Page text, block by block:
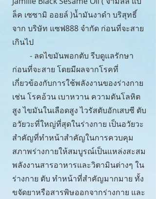
ล็ค เซซามิ ออยล์ )น้ำมันงาดำ บริสุทธิ์
จาก บริษัท แซฟ888 จำกัด ก่อนที่จะสาย
เกินไป
- ลดไขมันพอกตับ รีบดูแลรักษา
ก่อนที่จะสาย โดยมีผลจากโรคที่
เกี่ยวข้องกับการใช้พลังงานของร่างกาย
เช่น โรคอ้วน เบาหวาน ความดันโลหิต
สูง ไขมันในเลือดสูง ไวรัสตับอักเสบซี ตับ
อวัยวะที่ใหญ่ที่สุดในร่างกาย เป็นอวัยวะ
สำคัญที่ทำหน้าสำคัญในการควบคุม
สภาพร่างกายให้สมบูรณ์เป็นแหล่งสะสม
พลังงานสารอาหารและวิตามินต่างๆ ใน
ร่างกาย ตับ ทำหน้าที่สำคัญมากมาย ทั้ง
ขจัดยาหรือสารพิษออกจากร่างกาย และ